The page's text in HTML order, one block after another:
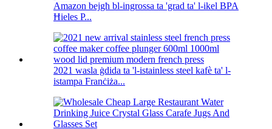
Amazon bejgħ bl-ingrossa ta 'grad ta' l-ikel BPA
Ħieles P...
2021 wasla ġdida ta 'l-istainless steel kafè ta' l-
istampa Franċiża...